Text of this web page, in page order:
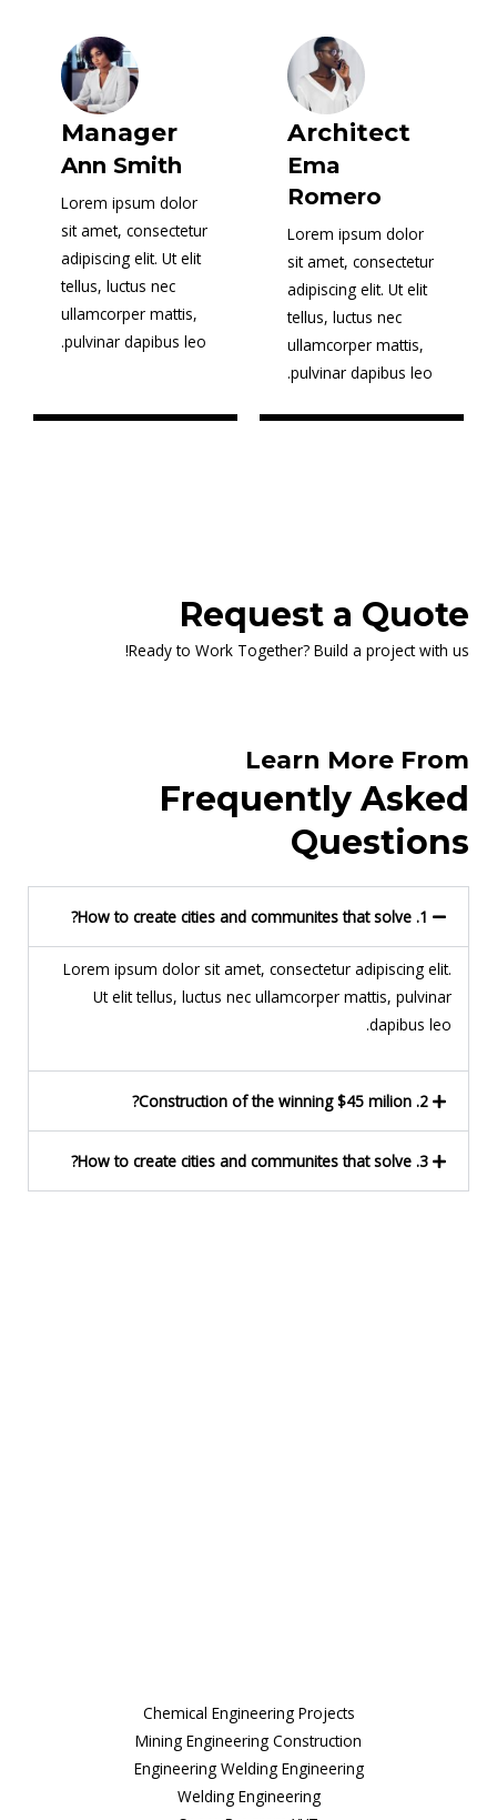
Architect
Ema
Romero
Lorem ipsum dolor
sit amet, consectetur
adipiscing elit. Ut elit
tellus, luctus nec
ullamcorper mattis,
pulvinar dapibus leo.
Manager
Ann Smith
Lorem ipsum dolor
sit amet, consectetur
adipiscing elit. Ut elit
tellus, luctus nec
ullamcorper mattis,
pulvinar dapibus leo.
Request a Quote
Ready to Work Together? Build a project with us!
Learn More From
Frequently Asked
Questions
1. How to create cities and communites that solve?
Lorem ipsum dolor sit amet, consectetur adipiscing elit.
Ut elit tellus, luctus nec ullamcorper mattis, pulvinar
dapibus leo.
2. Construction of the winning $45 milion?
3. How to create cities and communites that solve?
Chemical Engineering Projects
Mining Engineering Construction
Engineering Welding Engineering
Welding Engineering